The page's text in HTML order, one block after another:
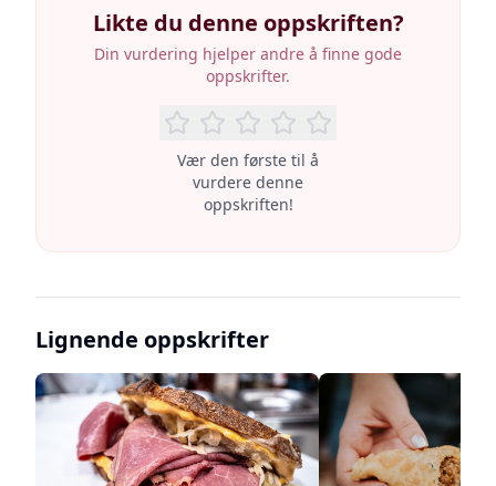
Likte du denne oppskriften?
Din vurdering hjelper andre å finne gode
oppskrifter.
Vær den første til å
vurdere denne
oppskriften!
Lignende oppskrifter